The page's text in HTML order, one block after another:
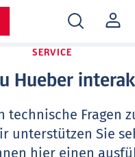
MEIN
KONTO
SERVICE
Hueber
technische Fragen
unterstützen Sie
hier einen